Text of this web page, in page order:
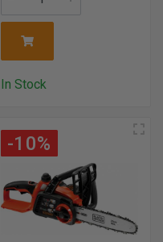
In Stock
-10%